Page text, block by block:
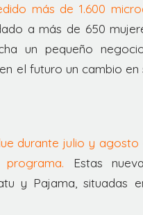
más de 1.600
a más de 650
un pequeño
el futuro un cambio en
durante julio y agosto
Estas
y Pajama, situadas